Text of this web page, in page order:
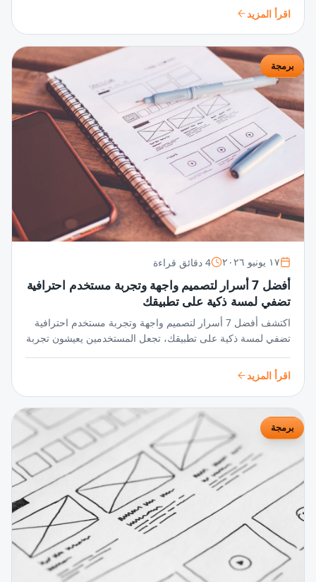
مستمرًا ورضا عالي.
اقرأ المزيد
برمجة
١٧ يونيو ٢٠٢٦ 4 دقائق قراءة
أفضل 7 أسرار لتصميم واجهة وتجربة مستخدم احترافية
تضفي لمسة ذكية على تطبيقك
اكتشف أفضل 7 أسرار لتصميم واجهة وتجربة مستخدم احترافية
تضفي لمسة ذكية على تطبيقك، تجعل المستخدمين يعيشون تجربة
اقرأ المزيد
برمجة